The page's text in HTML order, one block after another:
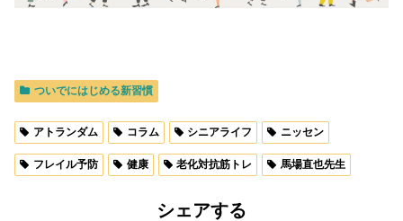
ついでにはじめる新習慣
アトランダム コラム シニアライフ ニッセン
フレイル予防 健康 老化対抗筋トレ 馬場直也先生
シェアする